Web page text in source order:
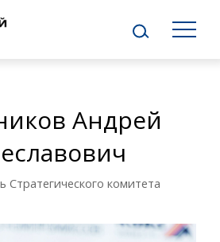
Андрей
Стратегического комитета